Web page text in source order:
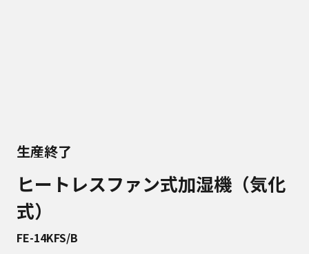
生産終了
ヒートレスファン式加湿機（気化
式）
FE-14KFS/B